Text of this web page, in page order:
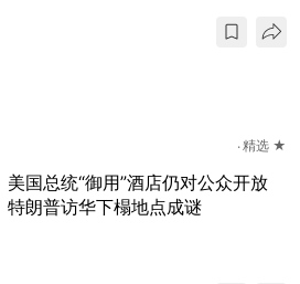
精选 ★
美国总统“御用”酒店仍对公众开放
特朗普访华下榻地点成谜